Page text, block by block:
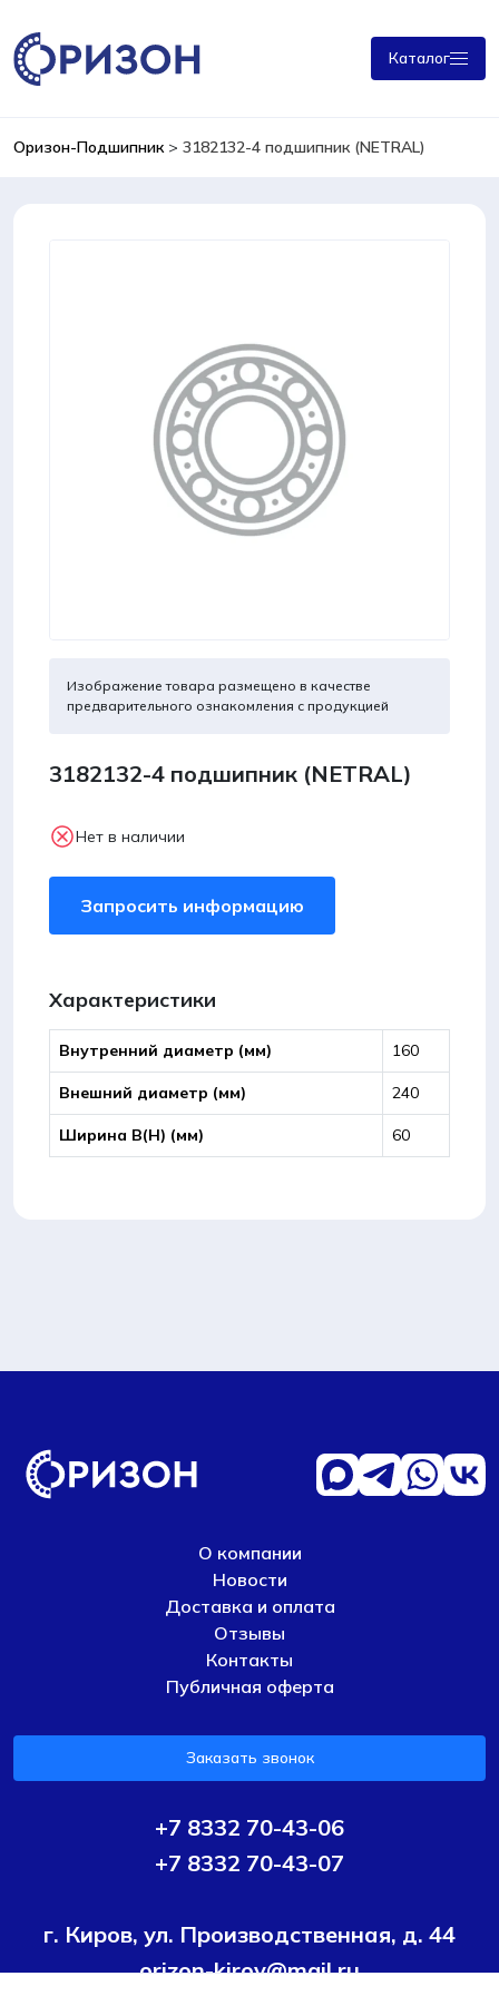
Каталог
Оризон-Подшипник> 3182132-4 подшипник (NETRAL)
Изображение товара размещено в качестве
предварительного ознакомления с продукцией
3182132-4 подшипник (NETRAL)
Нет в наличии
Запросить информацию
Характеристики
Внутренний диаметр (мм) 160
Внешний диаметр (мм) 240
Ширина B(Н) (мм) 60
О компании
Новости
Доставка и оплата
Отзывы
Контакты
Публичная оферта
Заказать звонок
+7 8332 70-43-06
+7 8332 70-43-07
г. Киров, ул. Производственная, д. 44
orizon-kirov@mail.ru